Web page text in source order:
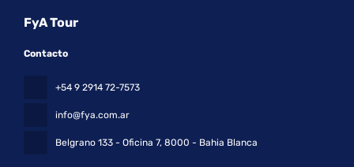
FyA Tour
Contacto
+54 9 2914 72-7573
info@fya.com.ar
Belgrano 133 - Oficina 7, 8000 - Bahia Blanca